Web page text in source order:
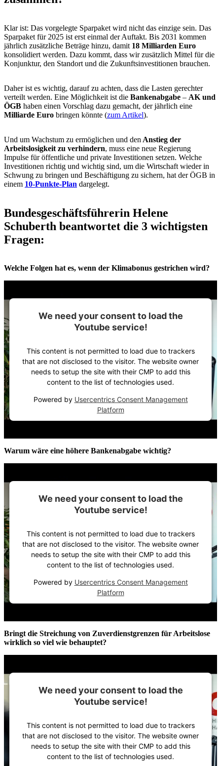
Klar ist: Das vorgelegte Sparpaket wird nicht das einzige sein. Das
Sparpaket für 2025 ist erst einmal der Auftakt. Bis 2031 kommen
jährlich zusätzliche Beträge hinzu, damit 18 Milliarden Euro
konsolidiert werden. Dazu kommt, dass wir zusätzlich Mittel für die
Konjunktur, den Standort und die Zukunftsinvestitionen brauchen.
Daher ist es wichtig, darauf zu achten, dass die Lasten gerechter
verteilt werden. Eine Möglichkeit ist die Bankenabgabe – AK und
ÖGB haben einen Vorschlag dazu gemacht, der jährlich eine
Milliarde Euro bringen könnte (zum Artikel).
Und um Wachstum zu ermöglichen und den Anstieg der
Arbeitslosigkeit zu verhindern, muss eine neue Regierung
Impulse für öffentliche und private Investitionen setzen. Welche
Investitionen richtig und wichtig sind, um die Wirtschaft wieder in
Schwung zu bringen und Beschäftigung zu sichern, hat der ÖGB in
einem 10-Punkte-Plan dargelegt.
Bundesgeschäftsführerin Helene
Schuberth beantwortet die 3 wichtigsten
Fragen:
Welche Folgen hat es, wenn der Klimabonus gestrichen wird?
We need your consent to load the
Youtube service!
This content is not permitted to load due to trackers
that are not disclosed to the visitor. The website owner
needs to setup the site with their CMP to add this
content to the list of technologies used.
Powered by Usercentrics Consent Management
Platform
Warum wäre eine höhere Bankenabgabe wichtig?
We need your consent to load the
Youtube service!
This content is not permitted to load due to trackers
that are not disclosed to the visitor. The website owner
needs to setup the site with their CMP to add this
content to the list of technologies used.
Powered by Usercentrics Consent Management
Platform
Bringt die Streichung von Zuverdienstgrenzen für Arbeitslose
wirklich so viel wie behauptet?
We need your consent to load the
Youtube service!
This content is not permitted to load due to trackers
that are not disclosed to the visitor. The website owner
needs to setup the site with their CMP to add this
content to the list of technologies used.